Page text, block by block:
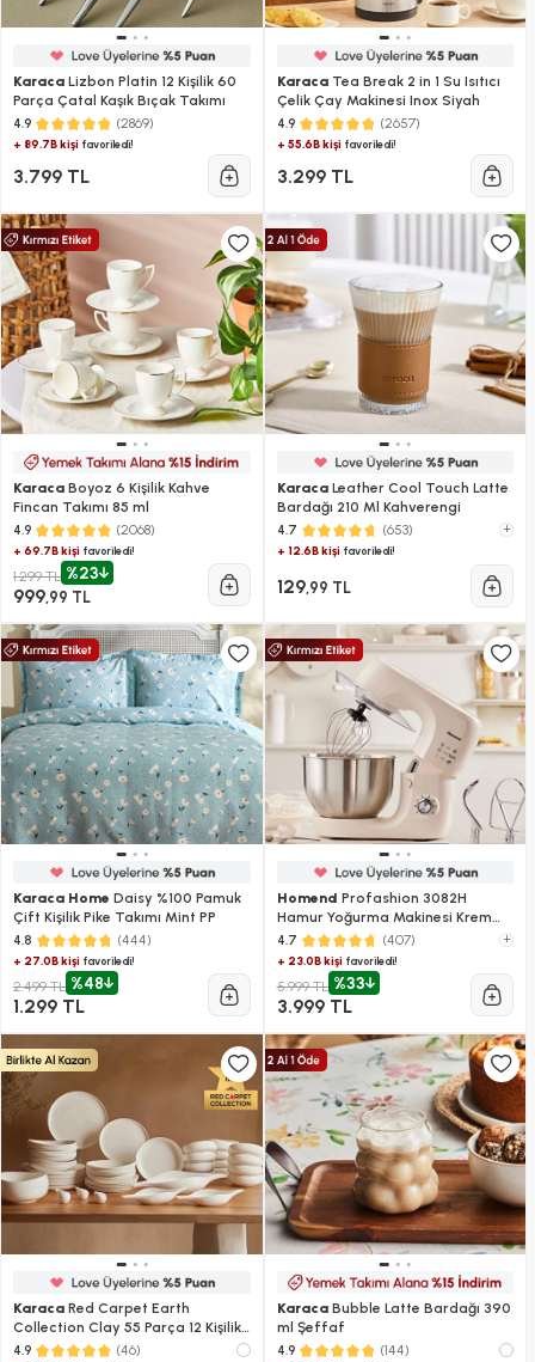
Karaca Lizbon Platin 12 Kişilik 60
Parça Çatal Kaşık Bıçak Takımı
4.9 (2869)
+ 89.7B kişi favoriledi!
3.799 TL
KaracaTea Break 2 in 1 Su Isıtıcı
Çelik Çay Makinesi Inox Siyah
4.9 (2657)
+ 55.6B kişifavoriledi!
3.299 TL
Karaca Boyoz 6 Kişilik Kahve
Fincan Takımı 85 ml
4.9 (2068)
+ 69.7B kişi favoriledi!
1.299 TL %23
999,99 TL
KaracaLeather Cool Touch Latte
Bardağı 210 Ml Kahverengi
4.7 (653)
+
+ 12.6B kişifavoriledi!
129,99 TL
Karaca Home Daisy %100 Pamuk
Çift Kişilik Pike Takımı Mint PP
4.8 (444)
+ 27.0B kişi favoriledi!
2.499 TL %48
1.299 TL
Homend Profashion 3082H
Hamur Yoğurma Makinesi Krem
1200W 5,2L
4.7 (407)
+
+ 23.0B kişifavoriledi!
5.999 TL %33
3.999 TL
Karaca Red Carpet Earth
Collection Clay 55 Parça 12 Kişilik
Yemek Takımı
4.9 (46)
KaracaBubble Latte Bardağı 390
ml Şeffaf
4.9 (144)